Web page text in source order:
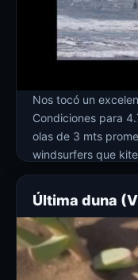
Nos tocó un
Condiciones para
olas de 3 mts
windsurfers que
Además hoy se
tomas de videos y
Última duna